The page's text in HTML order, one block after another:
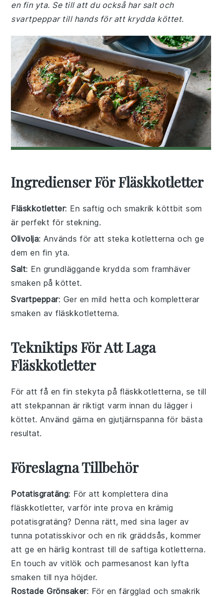
en fin yta. Se till att du också har salt och
svartpeppar till hands för att krydda köttet.
Ingredienser För Fläskkotletter
Fläskkotletter: En saftig och smakrik köttbit som
är perfekt för stekning.
Olivolja: Används för att steka kotletterna och ge
dem en fin yta.
Salt: En grundläggande krydda som framhäver
smaken på köttet.
Svartpeppar: Ger en mild hetta och kompletterar
smaken av fläskkotletterna.
Tekniktips För Att Laga
Fläskkotletter
För att få en fin stekyta på fläskkotletterna, se till
attstekpannan är riktigt varm innan du lägger i
köttet. Använd gärna engjutjärnspanna för bästa
resultat.
Föreslagna Tillbehör
Potatisgratäng: För att komplettera dina
fläskkotletter, varför inte prova en krämig
potatisgratäng? Denna rätt, med sina lager av
tunnapotatisskivor och en rik gräddsås, kommer
att ge en härlig kontrast till de saftiga kotletterna.
En touch avvitlök och parmesanost kan lyfta
smaken till nya höjder.
Rostade Grönsaker: För en färgglad och smakrik